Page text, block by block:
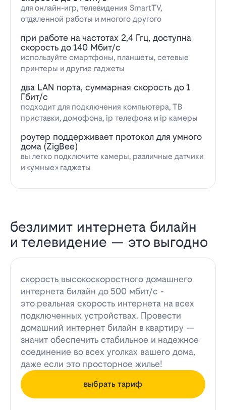
для онлайн-игр, телевидения SmartTV,
отдаленной работы и многого другого
при работе на частотах 2,4 Ггц, доступна
скорость до 140 Мбит/с
используйте смартфоны, планшеты, сетевые
принтеры и другие гаджеты
два LAN порта, суммарная скорость до 1
Гбит/с
подходит для подключения компьютера, ТВ
приставки, домофона, ip телефона и ip камеры
роутер поддерживает протокол для умного
дома (ZigBee)
вы легко подключите камеры, различные датчики
и «умные» гаджеты
безлимит интернета билайн
и телевидение — это выгодно
скорость высокоскоростного домашнего
интернета билайн до 500 мбит/с -
это реальная скорость интернета на всех
подключенных устройствах. Провести
домашний интернет билайн в квартиру —
значит обеспечить стабильное и надежное
соединение во всех уголках вашего дома,
даже если это просторное жилье!
выбрать тариф